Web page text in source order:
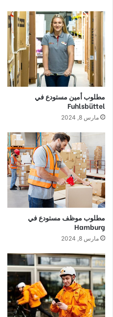
مطلوب أمين مستودع في
Fuhlsbüttel
مارس 8, 2024
مطلوب موظف مستودع في
Hamburg
مارس 8, 2024